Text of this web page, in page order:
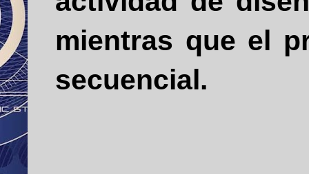
mientras que el
secuencial.